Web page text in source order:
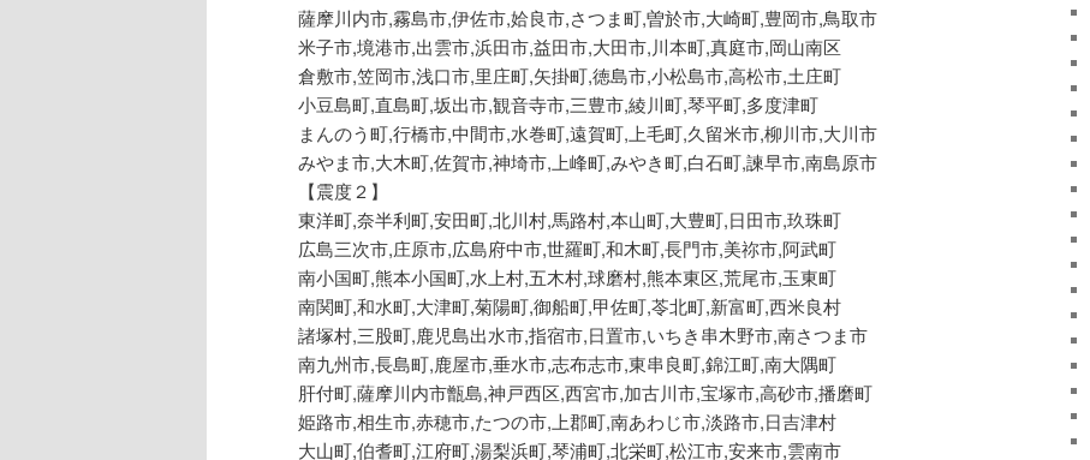
薩摩川内市,霧島市,伊佐市,姶良市,さつま町,曽於市,大崎町,豊岡市,鳥取市
米子市,境港市,出雲市,浜田市,益田市,大田市,川本町,真庭市,岡山南区
倉敷市,笠岡市,浅口市,里庄町,矢掛町,徳島市,小松島市,高松市,土庄町
小豆島町,直島町,坂出市,観音寺市,三豊市,綾川町,琴平町,多度津町
まんのう町,行橋市,中間市,水巻町,遠賀町,上毛町,久留米市,柳川市,大川市
みやま市,大木町,佐賀市,神埼市,上峰町,みやき町,白石町,諫早市,南島原市
【震度２】
東洋町,奈半利町,安田町,北川村,馬路村,本山町,大豊町,日田市,玖珠町
広島三次市,庄原市,広島府中市,世羅町,和木町,長門市,美祢市,阿武町
南小国町,熊本小国町,水上村,五木村,球磨村,熊本東区,荒尾市,玉東町
南関町,和水町,大津町,菊陽町,御船町,甲佐町,苓北町,新富町,西米良村
諸塚村,三股町,鹿児島出水市,指宿市,日置市,いちき串木野市,南さつま市
南九州市,長島町,鹿屋市,垂水市,志布志市,東串良町,錦江町,南大隅町
肝付町,薩摩川内市甑島,神戸西区,西宮市,加古川市,宝塚市,高砂市,播磨町
姫路市,相生市,赤穂市,たつの市,上郡町,南あわじ市,淡路市,日吉津村
大山町,伯耆町,江府町,湯梨浜町,琴浦町,北栄町,松江市,安来市,雲南市